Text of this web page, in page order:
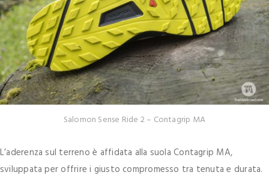
Salomon Sense Ride 2 – Contagrip MA
L’aderenza sul terreno è affidata alla suola Contagrip MA,
sviluppata per offrire i giusto compromesso tra tenuta e durata.